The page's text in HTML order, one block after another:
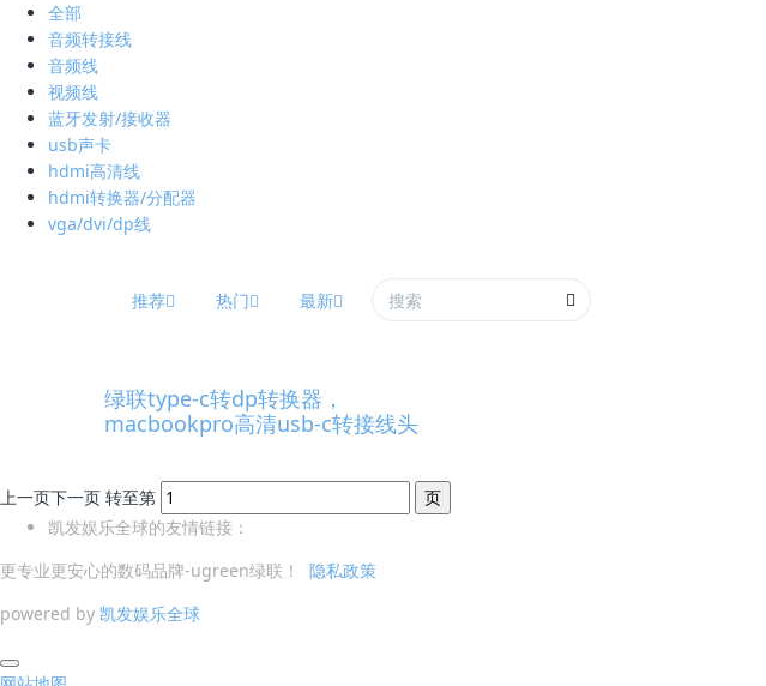
全部
音频转接线
音频线
视频线
蓝牙发射/接收器
usb声卡
hdmi高清线
hdmi转换器/分配器
vga/dvi/dp线
推荐 热门 最新
绿联type-c转dp转换器，
macbookpro高清usb-c转接线头
上一页下一页 转至第
凯发娱乐全球的友情链接：
更专业更安心的数码品牌-ugreen绿联！ 隐私政策
powered by 凯发娱乐全球